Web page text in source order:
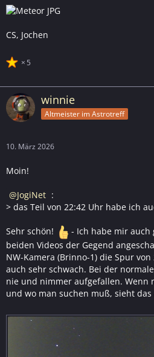
CS, Jochen
5
winnie
Altmeister im Astrotreff
10. März 2026
Moin!
JogiNet :
> das Teil von 22:42 Uhr habe ich
Sehr schön!
- Ich habe mir auch
beiden Videos der Gegend
NW-Kamera (Brinno-1) die Spur
auch sehr schwach. Bei der
nie und nimmer aufgefallen. Wenn
und wo man suchen muß, sieht das